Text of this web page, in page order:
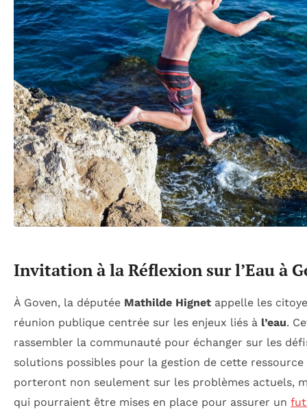
Invitation à la Réflexion sur l’Eau à
À Goven, la députée Mathilde Hignet appelle les
réunion publique centrée sur les enjeux liés à l’eau.
rassembler la communauté pour échanger sur les
solutions possibles pour la gestion de cette ressource
porteront non seulement sur les problèmes actuels,
qui pourraient être mises en place pour assurer un